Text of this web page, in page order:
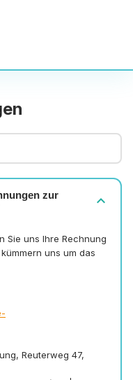
zur
expand_more
Sie uns Ihre Rechnung
uns um das
Reuterweg 47,